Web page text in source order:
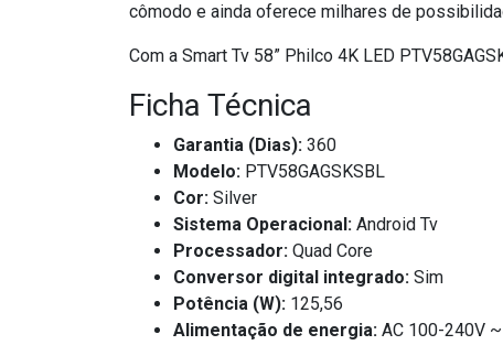
cômodo e ainda oferece milhares de
Com a Smart Tv 58” Philco 4K LED
Ficha Técnica
Garantia (Dias): 360
Modelo: PTV58GAGSKSBL
Cor: Silver
Sistema Operacional: Android Tv
Processador: Quad Core
Conversor digital integrado: Sim
Potência (W): 125,56
Alimentação de energia: AC 100-240V